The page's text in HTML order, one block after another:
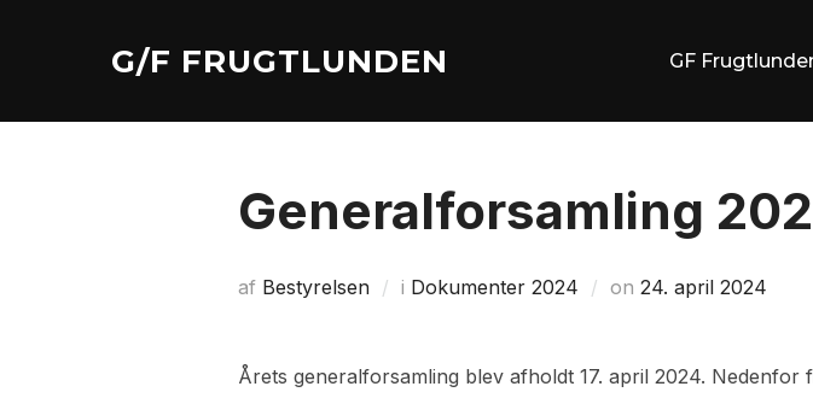
G/F FRUGTLUNDEN GF
Generalforsamling
af Bestyrelsen i Dokumenter 2024 on Udgivet
24. april 2024
Årets generalforsamling blev afholdt 17. april 2024.